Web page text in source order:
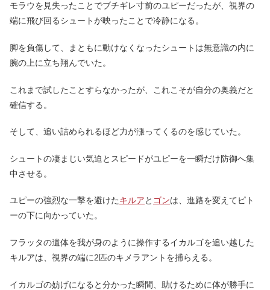
モラウを見失ったことでブチギレ寸前のユピーだったが、視界の
端に飛び回るシュートが映ったことで冷静になる。
脚を負傷して、まともに動けなくなったシュートは無意識の内に
腕の上に立ち翔んでいた。
これまで試したことすらなかったが、これこそが自分の奥義だと
確信する。
そして、追い詰められるほど力が漲ってくるのを感じていた。
シュートの凄まじい気迫とスピードがユピーを一瞬だけ防御へ集
中させる。
ユピーの強烈な一撃を避けたキルアと ゴンは、進路を変えてピト
ーの下に向かっていた。
フラッタの遺体を我が身のように操作するイカルゴを追い越した
キルアは、視界の端に2匹のキメラアントを捕らえる。
イカルゴの妨げになると分かった瞬間、助けるために体が勝手に